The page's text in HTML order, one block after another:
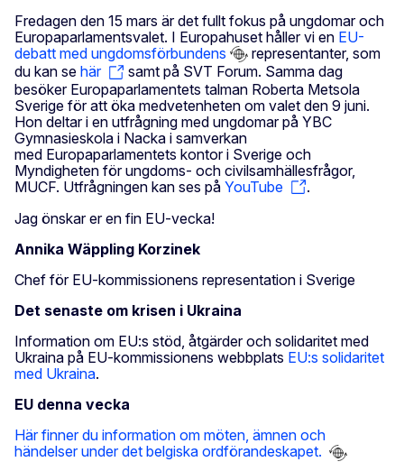
Fredagen den 15 mars är det fullt fokus på ungdomar och
Europaparlamentsvalet. I Europahuset håller vi en EU-
debatt med ungdomsförbundens
representanter, som
du kan se här
samt på SVT Forum. Samma dag
besöker Europaparlamentets talman Roberta Metsola
Sverige för att öka medvetenheten om valet den 9 juni.
Hon deltar i en utfrågning med ungdomar på YBC
Gymnasieskola i Nacka i samverkan
med Europaparlamentets kontor i Sverige och
Myndigheten för ungdoms- och civilsamhällesfrågor,
MUCF. Utfrågningen kan ses på YouTube
.
Jag önskar er en fin EU-vecka!
Annika Wäppling Korzinek
Chef för EU-kommissionens representation i Sverige
Det senaste om krisen i Ukraina
Information om EU:s stöd, åtgärder och solidaritet med
Ukraina på EU-kommissionens webbplats EU:s solidaritet
med Ukraina.
EU denna vecka
Här finner du information om möten, ämnen och
händelser under det belgiska ordförandeskapet.